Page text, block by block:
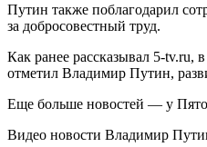
Путин также поблагодарил
за добросовестный труд.
Как ранее рассказывал 5-tv.ru,
отметил Владимир Путин,
Еще больше новостей — у
Видео новости Владимир